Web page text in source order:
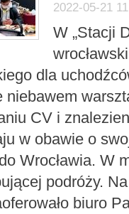
2022-05-21
W „Stacji
dla
CV i
w obawie o
Wrocławia. W
podróży.
biuro